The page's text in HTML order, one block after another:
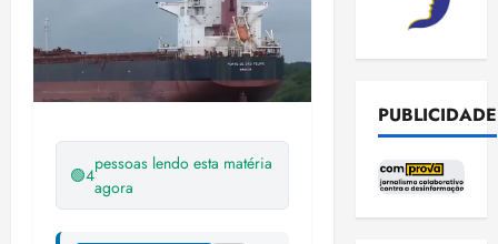
🟢4
pessoas lendo esta matéria
agora
PUBLICIDADE